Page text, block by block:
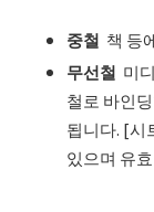
중철 책 등
무선철 미
철로 바인
됩니다. [시
있으며 유